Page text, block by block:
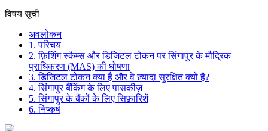
विषय सूची
अवलोकन
1. परिचय
2. फ़िशिंग स्कैम्स और डिजिटल टोकन पर सिंगापुर के मौद्रिक
प्राधिकरण (MAS) की घोषणा
3. डिजिटल टोकन क्या हैं और वे ज़्यादा सुरक्षित क्यों हैं?
4. सिंगापुर बैंकिंग के लिए पासकीज़
5. सिंगापुर के बैंकों के लिए सिफ़ारिशें
6. निष्कर्ष